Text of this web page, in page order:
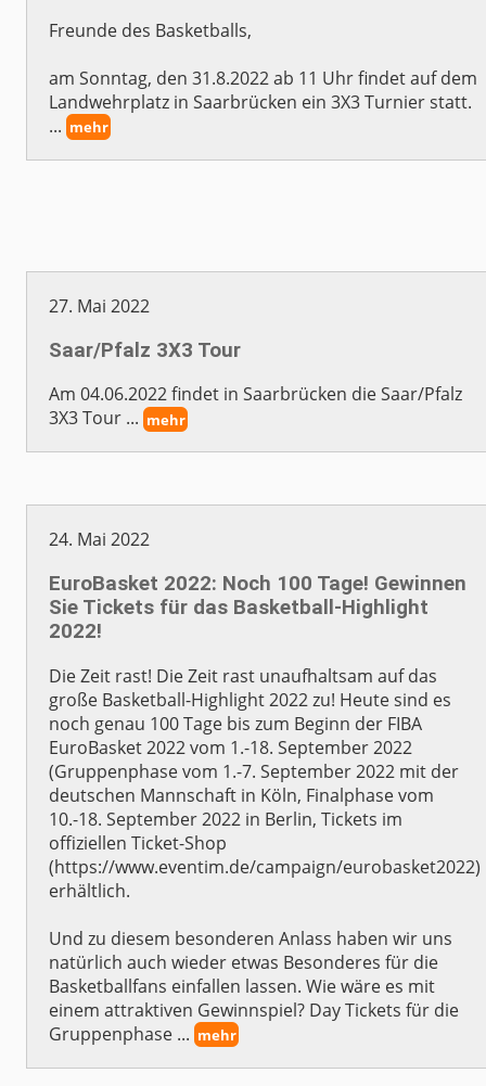
Freunde des Basketballs,
am Sonntag, den 31.8.2022 ab 11 Uhr findet auf dem
Landwehrplatz in Saarbrücken ein 3X3 Turnier statt.
... mehr
27. Mai 2022
Saar/Pfalz 3X3 Tour
Am 04.06.2022 findet in Saarbrücken die Saar/Pfalz
3X3 Tour ... mehr
24. Mai 2022
EuroBasket 2022: Noch 100 Tage! Gewinnen
Sie Tickets für das Basketball-Highlight
2022!
Die Zeit rast! Die Zeit rast unaufhaltsam auf das
große Basketball-Highlight 2022 zu! Heute sind es
noch genau 100 Tage bis zum Beginn der FIBA
EuroBasket 2022 vom 1.-18. September 2022
(Gruppenphase vom 1.-7. September 2022 mit der
deutschen Mannschaft in Köln, Finalphase vom
10.-18. September 2022 in Berlin, Tickets im
offiziellen Ticket-Shop
(https://www.eventim.de/campaign/eurobasket2022)
erhältlich.
Und zu diesem besonderen Anlass haben wir uns
natürlich auch wieder etwas Besonderes für die
Basketballfans einfallen lassen. Wie wäre es mit
einem attraktiven Gewinnspiel? Day Tickets für die
Gruppenphase ... mehr